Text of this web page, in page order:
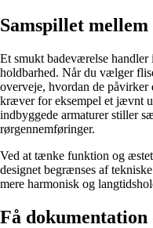
Samspillet
Et smukt badeværelse
holdbarhed. Når du vælger
overveje, hvordan de
kræver for eksempel et jævnt
indbyggede armaturer stiller
rørgennemføringer.
Ved at tænke funktion og
designet begrænses af
mere harmonisk og
Få